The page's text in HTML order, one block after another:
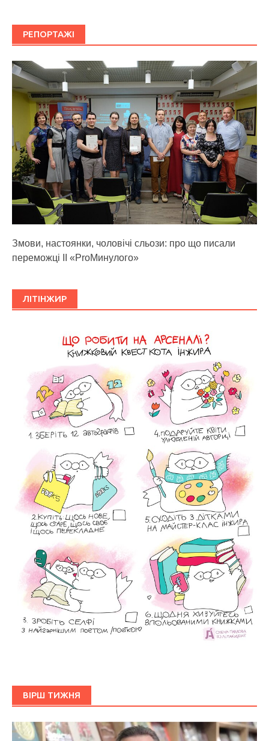
РЕПОРТАЖІ
Змови, настоянки, чоловічі сльози: про що писали
переможці ІІ «ProМинулого»
ЛІТІНЖИР
ВІРШ ТИЖНЯ